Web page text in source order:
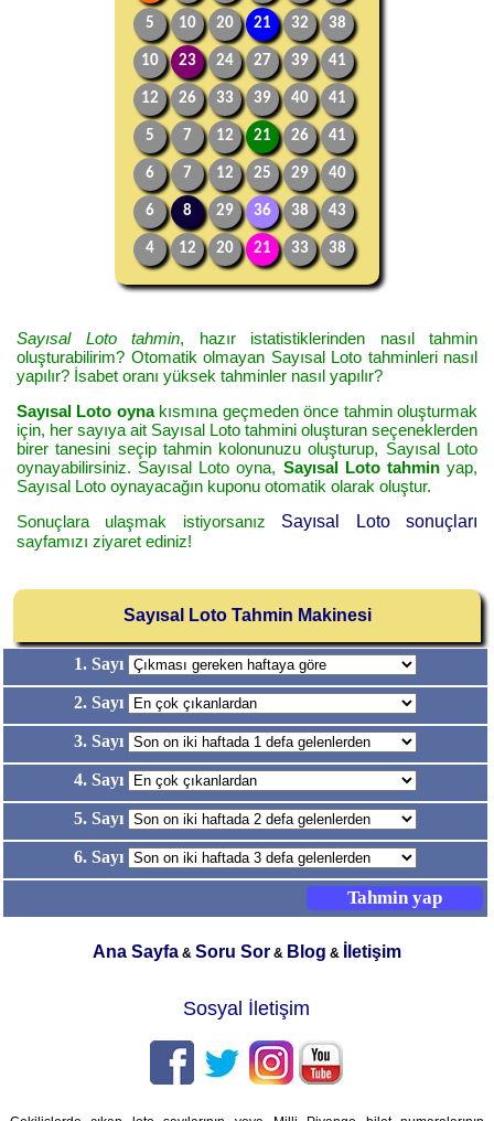
5 10 20 21 32 38
10 23 24 27 39 41
12 26 33 39 40 41
5 7 12 21 26 41
6 7 12 25 29 40
6 8 29 36 38 43
4 12 20 21 33 38
Sayısal Loto tahmin, hazır istatistiklerinden nasıl tahmin
oluşturabilirim? Otomatik olmayan Sayısal Loto tahminleri nasıl
yapılır? İsabet oranı yüksek tahminler nasıl yapılır?
Sayısal Loto oynakısmına geçmeden önce tahmin oluşturmak
için, her sayıya ait Sayısal Loto tahmini oluşturan seçeneklerden
birer tanesini seçip tahmin kolonunuzu oluşturup, Sayısal Loto
oynayabilirsiniz. Sayısal Loto oyna, Sayısal Loto tahminyap,
Sayısal Loto oynayacağın kuponu otomatik olarak oluştur.
Sonuçlara ulaşmak istiyorsanız Sayısal Loto sonuçları
sayfamızı ziyaret ediniz!
Sayısal Loto Tahmin Makinesi
1. Sayı
2. Sayı
3. Sayı
4. Sayı
5. Sayı
6. Sayı
Ana Sayfa& Soru Sor& Blog & İletişim
Sosyal İletişim